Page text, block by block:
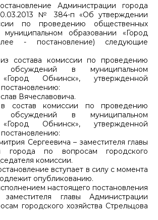
Администрации города
№ 384-п «Об утверждении
по проведению общественных
образовании «Город
- постановление) следующие
состава комиссии по проведению
обсуждений в муниципальном
«Город Обнинск», утвержденной
Вячеславовича.
состав комиссии по проведению
обсуждений в муниципальном
«Город Обнинск», утвержденной
Сергеевича – заместителя главы
города по вопросам городского
комиссии.
вступает в силу с момента
опубликованию.
настоящего постановления
главы Администрации
городского хозяйства Стрельцова